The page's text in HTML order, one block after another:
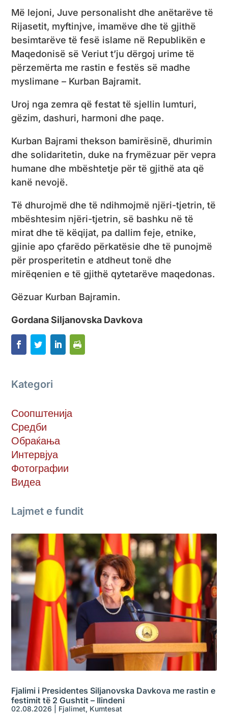
Më lejoni, Juve personalisht dhe anëtarëve të
Rijasetit, myftinjve, imamëve dhe të gjithë
besimtarëve të fesë islame në Republikën e
Maqedonisë së Veriut t’ju dërgoj urime të
përzemërta me rastin e festës së madhe
myslimane – Kurban Bajramit.
Uroj nga zemra që festat të sjellin lumturi,
gëzim, dashuri, harmoni dhe paqe.
Kurban Bajrami thekson bamirësinë, dhurimin
dhe solidaritetin, duke na frymëzuar për vepra
humane dhe mbështetje për të gjithë ata që
kanë nevojë.
Të dhurojmë dhe të ndihmojmë njëri-tjetrin, të
mbështesim njëri-tjetrin, së bashku në të
mirat dhe të këqijat, pa dallim feje, etnike,
gjinie apo çfarëdo përkatësie dhe të punojmë
për prosperitetin e atdheut tonë dhe
mirëqenien e të gjithë qytetarëve maqedonas.
Gëzuar Kurban Bajramin.
Gordana Siljanovska Davkova
Kategori
Соопштенија
Средби
Обраќања
Интервјуа
Фотографии
Видеа
Lajmet e fundit
Fjalimi i Presidentes Siljanovska Davkova me rastin e
festimit të 2 Gushtit – Ilindeni
02.08.2026 Fjalimet, Kumtesat